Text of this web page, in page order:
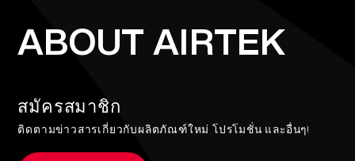
ABOUT AIRTEK
สมัครสมาชิก
ติดตามข่าวสารเกี่ยวกับผลิตภัณฑ์ใหม่ โปรโมชั่น และอื่นๆ!